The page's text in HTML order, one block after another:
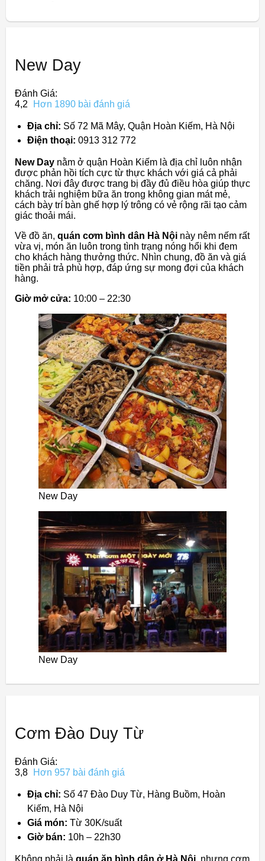
New Day
Đánh Giá:
4,2
Hơn 1890 bài đánh giá
Địa chỉ: Số 72 Mã Mây, Quận Hoàn Kiếm, Hà Nội
Điện thoại: 0913 312 772
New Day nằm ở quận Hoàn Kiếm là địa chỉ luôn nhận
được phản hồi tích cực từ thực khách với giá cả phải
chăng. Nơi đây được trang bị đầy đủ điều hòa giúp thực
khách trải nghiệm bữa ăn trong không gian mát mẻ,
cách bày trí bàn ghế hợp lý trông có vẻ rộng rãi tạo cảm
giác thoải mái.
Về đồ ăn, quán cơm bình dân Hà Nội này nêm nếm rất
vừa vị, món ăn luôn trong tình trạng nóng hổi khi đem
cho khách hàng thưởng thức. Nhìn chung, đồ ăn và giá
tiền phải trả phù hợp, đáp ứng sự mong đợi của khách
hàng.
Giờ mở cửa: 10:00 – 22:30
New Day
New Day
Cơm Đào Duy Từ
Đánh Giá:
3,8
Hơn 957 bài đánh giá
Địa chỉ: Số 47 Đào Duy Từ, Hàng Buồm, Hoàn
Kiếm, Hà Nội
Giá món: Từ 30K/suất
Giờ bán: 10h – 22h30
Không phải là quán ăn bình dân ở Hà Nội, nhưng cơm